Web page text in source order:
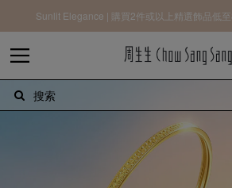
搜索
Sunlit Elegance | 購買2件或以上精選飾品低